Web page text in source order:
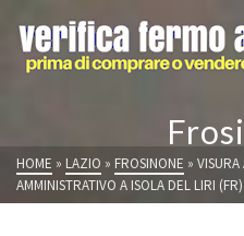
HOME » LAZIO » FROSINONE »
AMMINISTRATIVO A ISOLA DEL LIRI (FR)